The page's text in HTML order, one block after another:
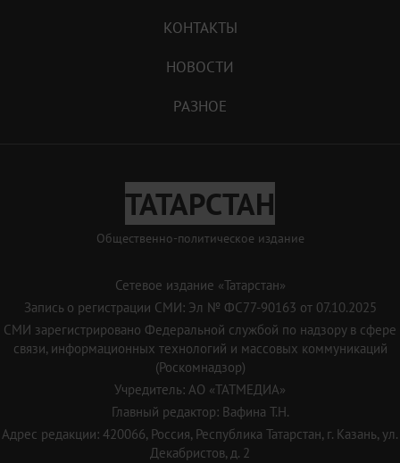
КОНТАКТЫ
НОВОСТИ
РАЗНОЕ
ТАТАРСТАН
Общественно-политическое издание
Сетевое издание «Татарстан»
Запись о регистрации СМИ: Эл № ФС77-90163 от 07.10.2025
СМИ зарегистрировано Федеральной службой по надзору в сфере
связи, информационных технологий и массовых коммуникаций
(Роскомнадзор)
Учредитель: АО «ТАТМЕДИА»
Главный редактор: Вафина Т.Н.
Адрес редакции: 420066, Россия, Республика Татарстан, г. Казань, ул.
Декабристов, д. 2